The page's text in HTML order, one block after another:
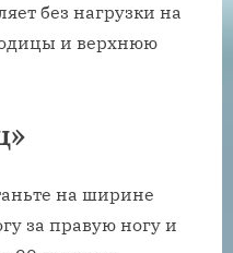
без нагрузки на
и верхнюю
на ширине
за правую ногу и